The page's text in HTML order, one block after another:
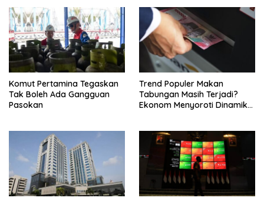
Komut Pertamina Tegaskan
Tak Boleh Ada Gangguan
Pasokan
Trend Populer Makan
Tabungan Masih Terjadi?
Ekonom Menyoroti Dinamika